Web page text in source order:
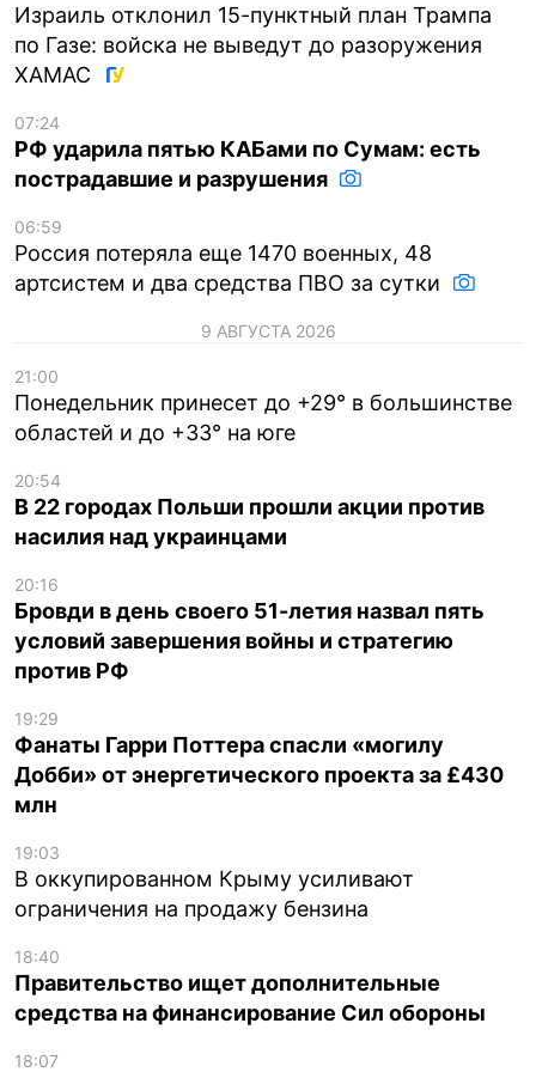
Израиль отклонил 15-пунктный план Трампа
по Газе: войска не выведут до разоружения
ХАМАС
07:24
РФ ударила пятью КАБами по Сумам: есть
пострадавшие и разрушения
06:59
Россия потеряла еще 1470 военных, 48
артсистем и два средства ПВО за сутки
9 АВГУСТА 2026
21:00
Понедельник принесет до +29° в большинстве
областей и до +33° на юге
20:54
В 22 городах Польши прошли акции против
насилия над украинцами
20:16
Бровди в день своего 51-летия назвал пять
условий завершения войны и стратегию
против РФ
19:29
Фанаты Гарри Поттера спасли «могилу
Добби» от энергетического проекта за £430
млн
19:03
В оккупированном Крыму усиливают
ограничения на продажу бензина
18:40
Правительство ищет дополнительные
средства на финансирование Сил обороны
18:07